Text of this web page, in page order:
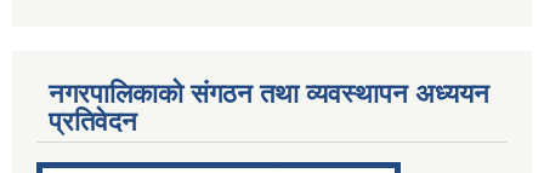
नगरपालिकाको संगठन तथा व्यवस्थापन अध्ययन
प्रतिवेदन